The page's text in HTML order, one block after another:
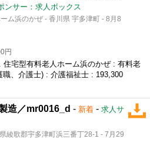
ンサー：求人ボックス
ム浜のかぜ - 香川県 宇多津町 - 8月8
円
住宅型有料老人ホーム浜のかぜ : 有料老
、介護士) : 介護福祉士 : 193,300
造／mr0016_d - 新着 - 求人サ
綾歌郡宇多津町浜三番丁28-1 - 7月29